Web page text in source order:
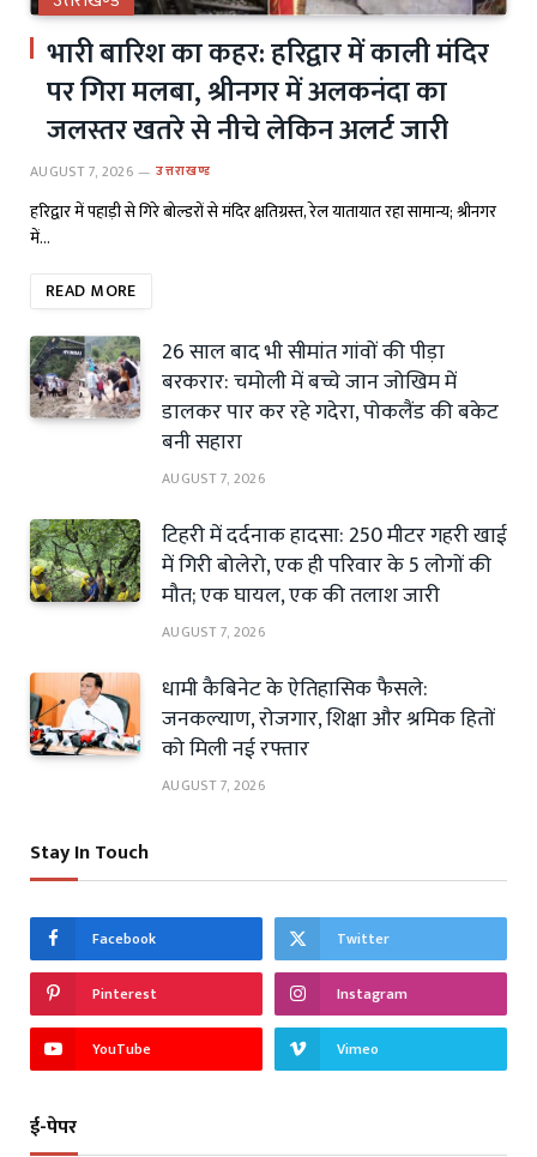
भारी बारिश का कहर: हरिद्वार में काली मंदिर
पर गिरा मलबा, श्रीनगर में अलकनंदा का
जलस्तर खतरे से नीचे लेकिन अलर्ट जारी
AUGUST 7, 2026 उत्तराखण्ड
हरिद्वार में पहाड़ी से गिरे बोल्डरों से मंदिर क्षतिग्रस्त, रेल यातायात रहा सामान्य; श्रीनगर
में…
READ MORE
26 साल बाद भी सीमांत गांवों की पीड़ा
बरकरार: चमोली में बच्चे जान जोखिम में
डालकर पार कर रहे गदेरा, पोकलैंड की बकेट
बनी सहारा
AUGUST 7, 2026
टिहरी में दर्दनाक हादसा: 250 मीटर गहरी खाई
में गिरी बोलेरो, एक ही परिवार के 5 लोगों की
मौत; एक घायल, एक की तलाश जारी
AUGUST 7, 2026
धामी कैबिनेट के ऐतिहासिक फैसले:
जनकल्याण, रोजगार, शिक्षा और श्रमिक हितों
को मिली नई रफ्तार
AUGUST 7, 2026
Stay In Touch
Facebook Twitter
Pinterest Instagram
YouTube Vimeo
ई-पेपर